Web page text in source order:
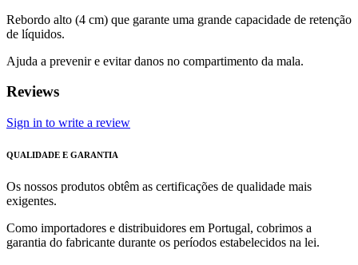
Rebordo alto (4 cm) que garante uma grande capacidade de retenção
de líquidos.
Ajuda a prevenir e evitar danos no compartimento da mala.
Reviews
Sign in to write a review
QUALIDADE E GARANTIA
Os nossos produtos obtêm as certificações de qualidade mais
exigentes.
Como importadores e distribuidores em Portugal, cobrimos a
garantia do fabricante durante os períodos estabelecidos na lei.